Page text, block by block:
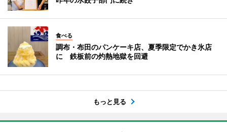
食べる
調布・布田のパンケーキ店、夏季限定でかき氷店
に 鉄板前の灼熱地獄を回避
もっと見る